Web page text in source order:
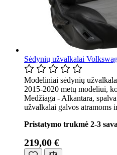
Sėdynių užvalkalai
Modeliniai sėdynių
2015-2020 metų modeliui,
Medžiaga - Alkantara,
užvalkalai galvos atramoms
Pristatymo trukmė 2-3
219,00 €